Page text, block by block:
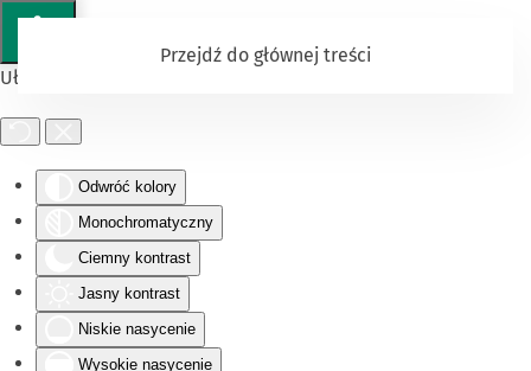
Ułatwienia dostępu
Odwróć kolory
Monochromatyczny
Ciemny kontrast
Jasny kontrast
Niskie nasycenie
Wysokie nasycenie
Przejdź do głównej treści